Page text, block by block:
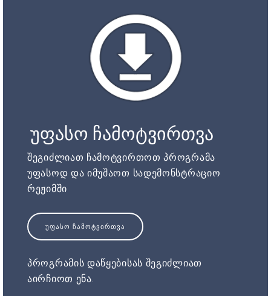
უფასო ჩამოტვირთვა
შეგიძლიათ ჩამოტვირთოთ პროგრამა
უფასოდ და იმუშაოთ სადემონსტრაციო
რეჟიმში
ᲣᲤᲐᲡᲝ ᲩᲐᲛᲝᲢᲕᲘᲠᲗᲕᲐ
პროგრამის დაწყებისას შეგიძლიათ
აირჩიოთ ენა.